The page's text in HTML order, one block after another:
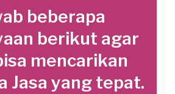
beberapa
berikut agar
mencarikan
Jasa yang tepat.